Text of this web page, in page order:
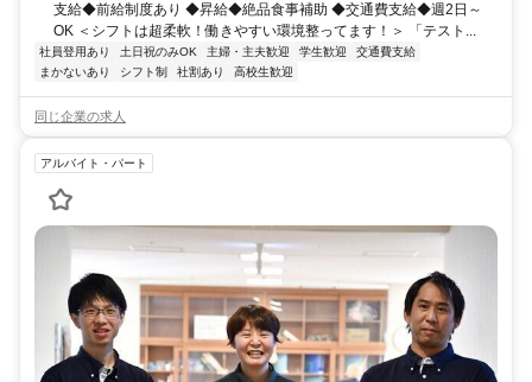
支給◆前給制度あり ◆昇給◆絶品食事補助 ◆交通費支給◆週2日～
OK ＜シフトは超柔軟！働きやすい環境整ってます！＞ 「テスト...
社員登用あり 土日祝のみOK 主婦・主夫歓迎 学生歓迎
交通費支給
まかないあり
シフト制 社割あり 高校生歓迎
同じ企業の求人
アルバイト・パート